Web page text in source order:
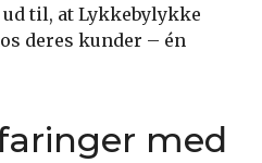
til, at Lykkebylykke
deres kunder – én
med